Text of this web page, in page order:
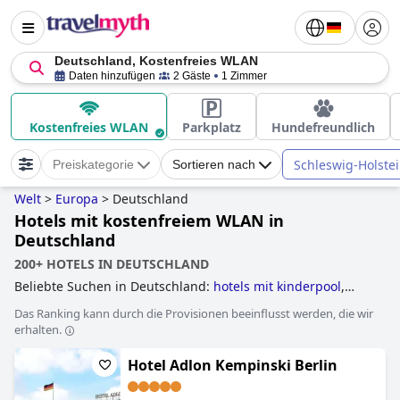
Deutschland, Kostenfreies WLAN
Daten hinzufügen 2 Gäste 1 Zimmer
Kostenfreies WLAN Parkplatz Hundefreundlich
Preiskategorie Sortieren nach Schleswig-
Welt > Europa > Deutschland
Hotels mit kostenfreiem WLAN in
Deutschland
200+ HOTELS IN DEUTSCHLAND
Beliebte Suchen in Deutschland: hotels mit kinderpool,
luxushotels ,familienhotels,hotels mit panorama-pool,
außergewöhnliche hotels
hotels mit fitnessstudio
hotels mit infinity-pool,hotels mit hundebetreuung,hotels,
die einige nachhaltige praktiken umgesetzt haben
Das Ranking kann durch die Provisionen beeinflusst werden, die wir
erhalten.
Hotel Adlon Kempinski Berlin